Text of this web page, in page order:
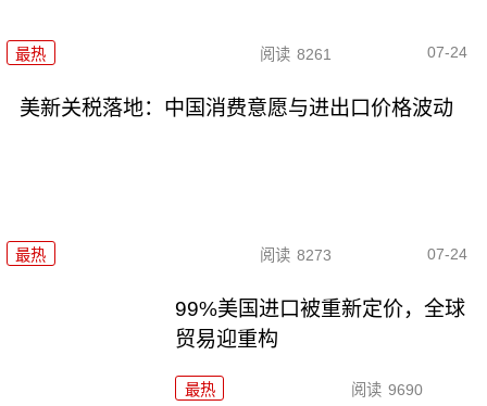
最热 阅读 8261 07-24
美新关税落地：中国消费意愿与进出口价格波动
最热 阅读 8273 07-24
99%美国进口被重新定价，全球
贸易迎重构
最热 阅读 9690